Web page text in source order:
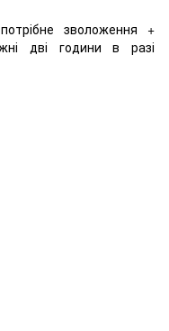
зволоження +
дві години в разі